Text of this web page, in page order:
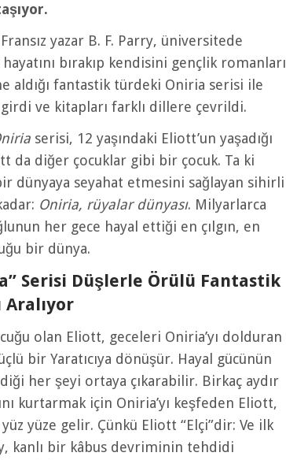
yazar B. F. Parry, üniversitede
bırakıp kendisini gençlik romanları
aldığı fantastik türdeki Oniria serisi ile
girdi ve kitapları farklı dillere çevrildi.
serisi, 12 yaşındaki Eliott’un yaşadığı
da diğer çocuklar gibi bir çocuk. Ta ki
dünyaya seyahat etmesini sağlayan sihirli
Oniria, rüyalar dünyası. Milyarlarca
her gece hayal ettiği en çılgın, en
bir dünya.
Serisi Düşlerle Örülü Fantastik
Aralıyor
olan Eliott, geceleri Oniria’yı dolduran
bir Yaratıcıya dönüşür. Hayal gücünün
her şeyi ortaya çıkarabilir. Birkaç aydır
kurtarmak için Oniria’yı keşfeden Eliott,
yüze gelir. Çünkü Eliott “Elçi”dir: Ve ilk
kanlı bir kâbus devriminin tehdidi